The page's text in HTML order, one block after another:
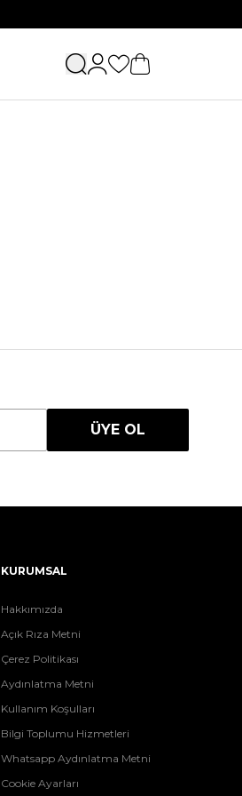
ÜYE OL
KURUMSAL
Hakkımızda
Açık Rıza Metni
Çerez Politikası
Aydınlatma Metni
Kullanım Koşulları
Bilgi Toplumu Hizmetleri
Whatsapp Aydınlatma Metni
Cookie Ayarları